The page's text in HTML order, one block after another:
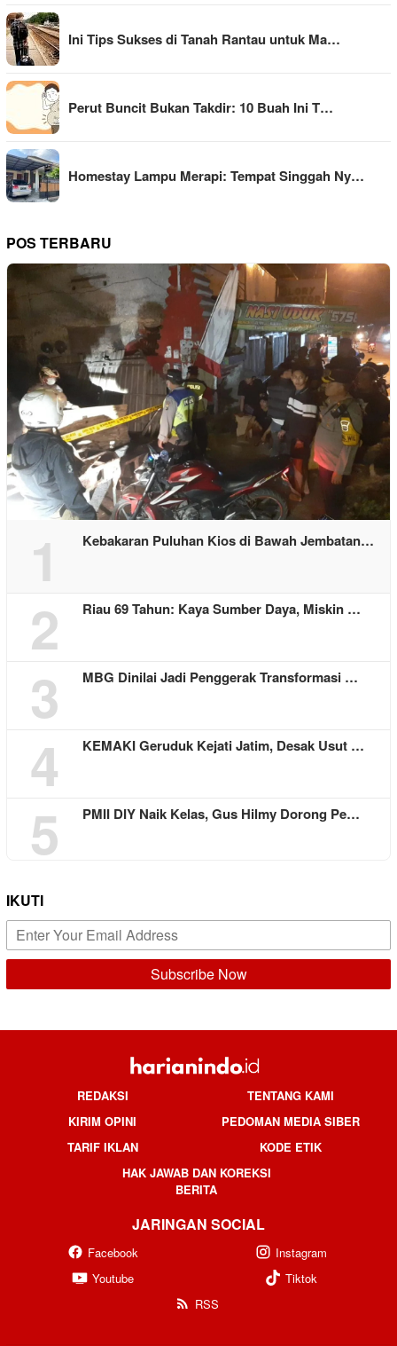
Ini Tips Sukses di Tanah Rantau untuk Ma…
Perut Buncit Bukan Takdir: 10 Buah Ini T…
Homestay Lampu Merapi: Tempat Singgah Ny…
POS TERBARU
1 Kebakaran Puluhan Kios di Bawah Jembatan…
2 Riau 69 Tahun: Kaya Sumber Daya, Miskin …
3 MBG Dinilai Jadi Penggerak Transformasi …
4 KEMAKI Geruduk Kejati Jatim, Desak Usut …
5 PMII DIY Naik Kelas, Gus Hilmy Dorong Pe…
IKUTI
REDAKSI
TENTANG KAMI
KIRIM OPINI
PEDOMAN MEDIA SIBER
TARIF IKLAN
KODE ETIK
HAK JAWAB DAN KOREKSI
BERITA
JARINGAN SOCIAL
Facebook
Instagram
Youtube
Tiktok
RSS